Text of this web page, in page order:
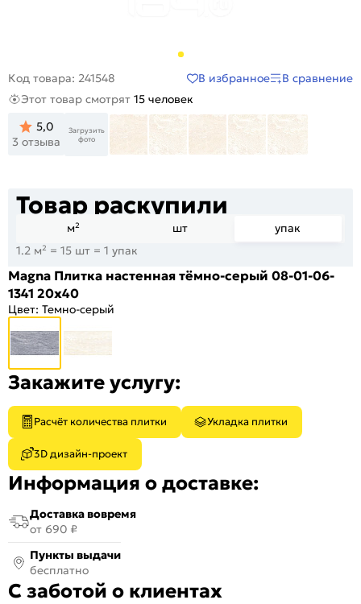
Код товара: 241548 В избранное
В сравнение
Этот товар смотрят 15 человек
5,0
3 отзыва
Загрузить
фото
Товар раскупили
м² шт
упак
1.2 м² = 15 шт = 1 упак
Magna Плитка настенная тёмно-серый 08-01-06-
1341 20х40
Цвет: Темно-серый
Закажите услугу:
Расчёт количества плитки Укладка плитки
3D дизайн-проект
Информация о доставке:
Доставка вовремя
от 690 ₽
Пункты выдачи
бесплатно
С заботой о клиентах